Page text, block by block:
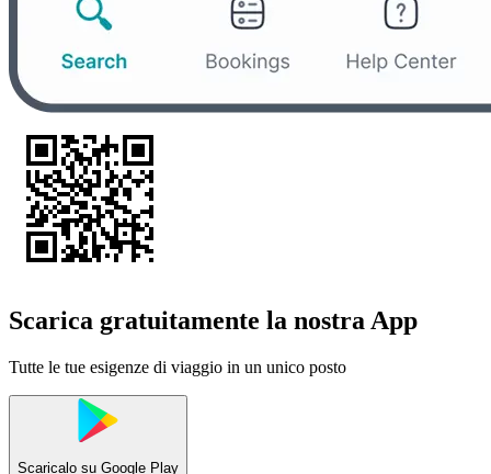
Scarica gratuitamente la nostra App
Tutte le tue esigenze di viaggio in un unico posto
Scaricalo su Google Play